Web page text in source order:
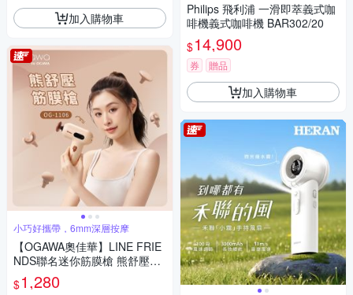
加入購物車
小巧好攜帶，6mm深層按摩
【OGAWA奧佳華】LINE FRIE
NDS聯名迷你筋膜槍 熊舒壓O
G-1106(快速到貨)
$1,280
Philips 飛利浦 一滑即萃義式咖
啡機義式咖啡機 BAR302/20
$14,900
券 贈品
加入購物車